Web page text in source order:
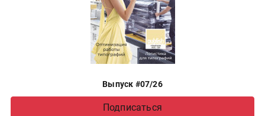
Выпуск #07/26
Подписаться